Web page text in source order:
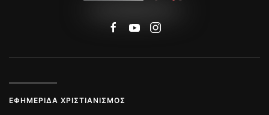
ΕΦΗΜΕΡΊΔΑ ΧΡΙΣΤΙΑΝΙΣΜΌΣ